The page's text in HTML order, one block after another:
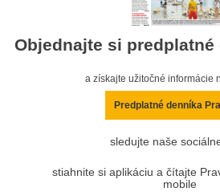
Objednajte si predplatné
a získajte užitočné informácie
Predplatné denníka
sledujte naše
stiahnite si aplikáciu a čítajte
mobile